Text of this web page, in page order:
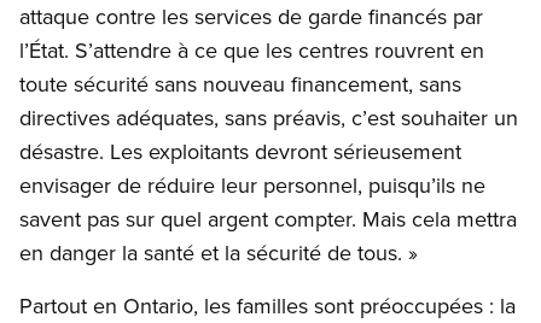
attaque contre les services de garde financés par
l’État. S’attendre à ce que les centres rouvrent en
toute sécurité sans nouveau financement, sans
directives adéquates, sans préavis, c’est souhaiter un
désastre. Les exploitants devront sérieusement
envisager de réduire leur personnel, puisqu’ils ne
savent pas sur quel argent compter. Mais cela mettra
en danger la santé et la sécurité de tous. »
Partout en Ontario, les familles sont préoccupées : la